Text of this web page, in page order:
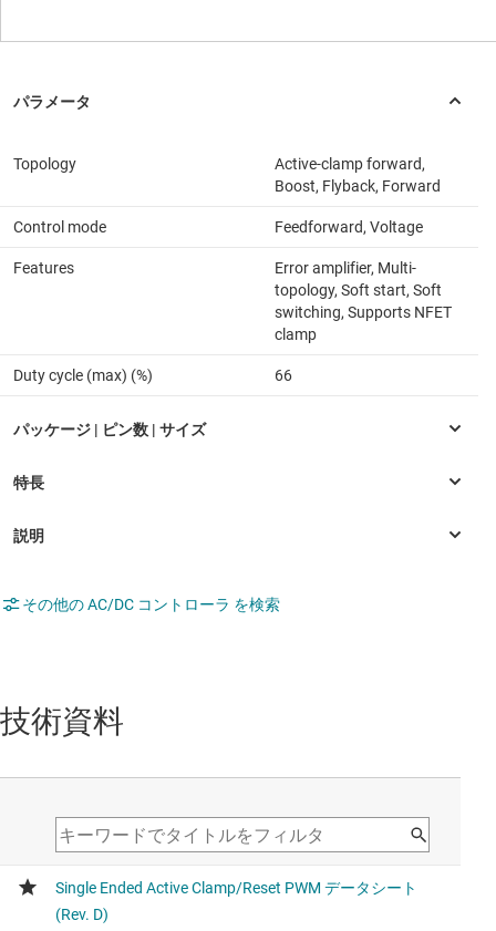
Topology
Active-clamp forward,
Boost, Flyback, Forward
Control mode Feedforward, Voltage
Features
Error amplifier, Multi-
topology, Soft start, Soft
switching, Supports NFET
clamp
Duty cycle (max) (%) 66
その他の AC/DC コントローラ を検索
技術資料